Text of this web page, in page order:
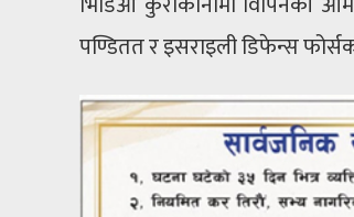
पण्डितत र इसराइली डिफेन्स